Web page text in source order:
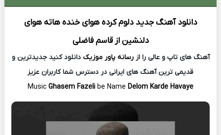
دانلود آهنگ جدید دلوم کرده هوای خنده هاته هوای
دلنشین ازقاسم فاضلی
آهنگ های تاپ و عالی را ازرسانه پاور موزیک دانلود کنید جدیدترین و
قدیمی ترین آهنگ های ایرانی در دسترس شما کاربران عزیز
Music Ghasem Fazeli be Name Delom Karde Havaye